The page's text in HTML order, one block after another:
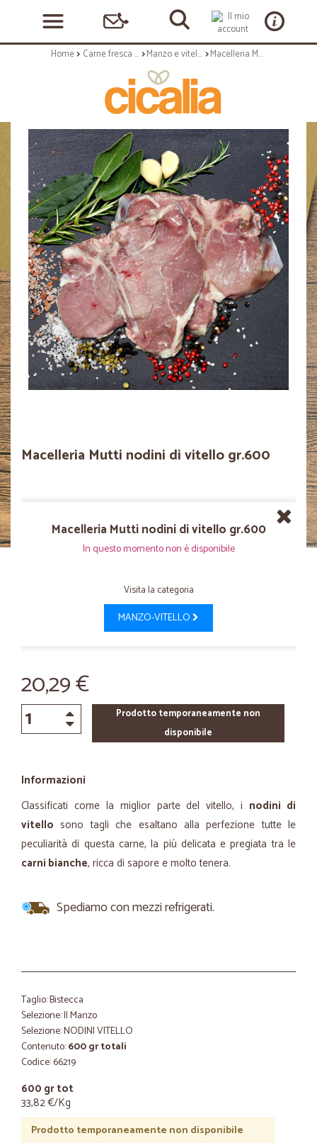
Home Carne fresca e carne lavorata Manzo e vitello Macelleria Mutti nodini di vitello gr.600
Macelleria Mutti nodini di vitello gr.600
Macelleria Mutti nodini di vitello gr.600
In questo momento non è disponibile
Visita la categoria
MANZO-VITELLO
20,29 €
Prodotto temporaneamente non
disponibile
Informazioni
Classificati come la miglior parte del vitello, i nodini di
vitello sono tagli che esaltano alla perfezione tutte le
peculiarità di questa carne, la più delicata e pregiata tra le
carni bianche, ricca di sapore e molto tenera.
Spediamo con mezzi refrigerati.
Taglio: Bistecca
Selezione: Il Manzo
Selezione: NODINI VITELLO
Contenuto:600 gr totali
Codice: 66219
600 gr tot
33,82 €/Kg
Prodotto temporaneamente non disponibile